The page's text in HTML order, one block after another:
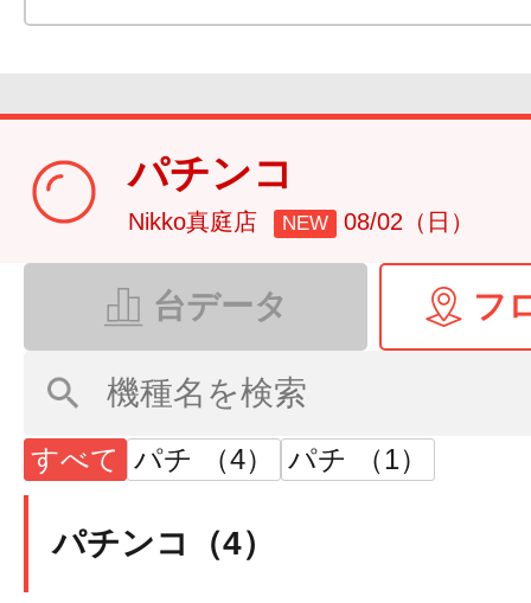
パチンコ
Nikko真庭店 NEW 08/02（日）
台データ フ
すべて パチ （4） パチ （1）
パチンコ（4）